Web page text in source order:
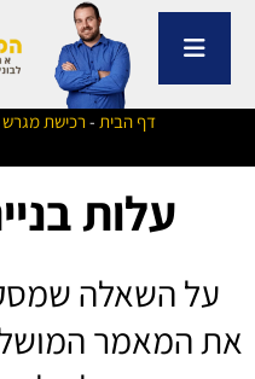
דילוג
דף הבית - רכישת מגרש
עלות
על השאלה
את המאמר